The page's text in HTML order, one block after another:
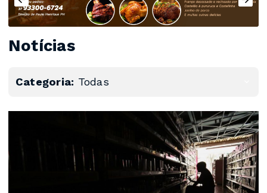
Notícias
Categoria: Todas